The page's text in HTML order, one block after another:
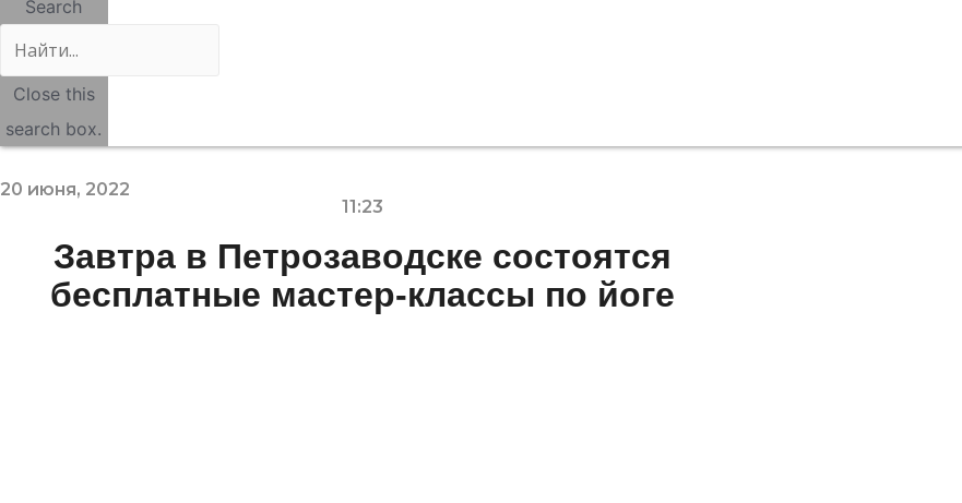
Search
Close this
search box.
20 июня, 2022
11:23
Завтра в Петрозаводске состоятся
бесплатные мастер-классы по йоге